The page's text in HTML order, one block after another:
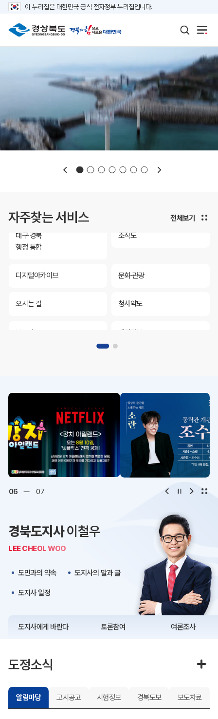
이 누리집은 대한민국 공식 전자정부 누리집입니다.
자주찾는 서비스
보도자료 재정정보
대구·경북
행정 통합
조직도
디지털아카이브 문화·관광
오시는 길 청사약도
보도자료 재정정보
대구·경북
행정 통합
조직도
디지털아카이브 문화·관광
오시는 길
K보듬 6000
정보공개
전체보기
06 07
경북도지사이철우
LEE CHEOL WOO
도민과의 약속 도지사의 말과 글
도지사 일정
도지사에게 바란다 토론참여 여론조사
도정소식
알림마당 고시공고 시험정보 경북도보 보도자료